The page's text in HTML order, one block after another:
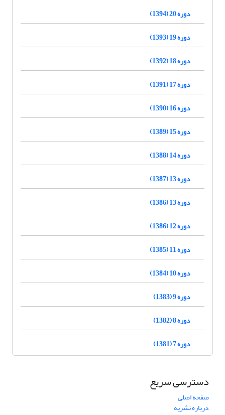
دوره 20 (1394)
دوره 19 (1393)
دوره 18 (1392)
دوره 17 (1391)
دوره 16 (1390)
دوره 15 (1389)
دوره 14 (1388)
دوره 13 (1387)
دوره 13 (1386)
دوره 12 (1386)
دوره 11 (1385)
دوره 10 (1384)
دوره 9 (1383)
دوره 8 (1382)
دوره 7 (1381)
دسترسی سریع
صفحه اصلی
درباره نشریه